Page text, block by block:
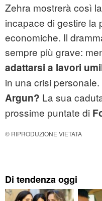
Zehra mostrerà così
incapace di gestire la
economiche. Il
sempre più grave:
adattarsi a lavori
in una crisi personale.
Argun? La sua
prossime puntate di
© RIPRODUZIONE VIETATA
Di tendenza oggi